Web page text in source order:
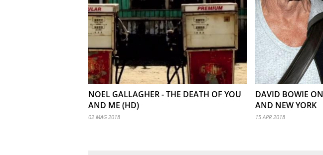
NOEL GALLAGHER - THE DEATH OF YOU
AND ME (HD)
02 MAG 2018
DAVID BOWIE
AND NEW YORK
15 APR 2018